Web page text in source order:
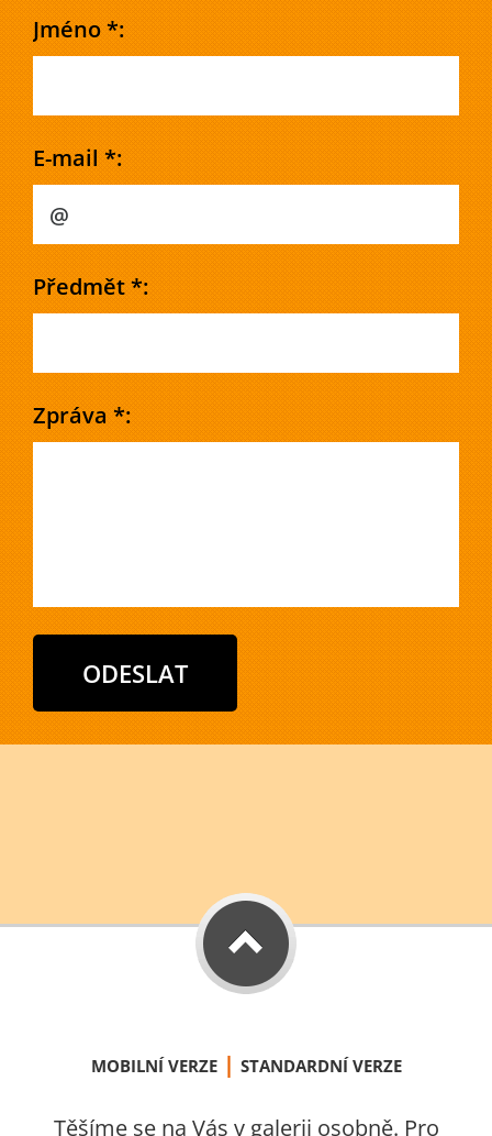
Jméno *:
E-mail *:
Předmět *:
Zpráva *:
MOBILNÍ VERZE | STANDARDNÍ VERZE
Těšíme se na Vás v galerii osobně. Pro